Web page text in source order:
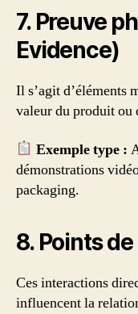
7. Preuve
Evidence)
Il s’agit d’éléments
valeur du produit ou
Exemple type :
démonstrations
packaging.
8. Points
Ces interactions
influencent la